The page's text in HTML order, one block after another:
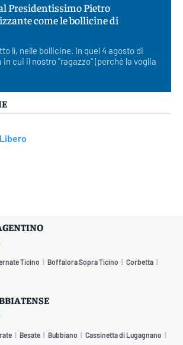
Presidentissimo Pietro
come le bollicine di
lì, nelle bollicine. In quel 4 agosto di
in cui il nostro "ragazzo" (perchè la voglia
Ticino Boffalora Sopra Ticino Corbetta
Besate Bubbiano Cassinetta di Lugagnano